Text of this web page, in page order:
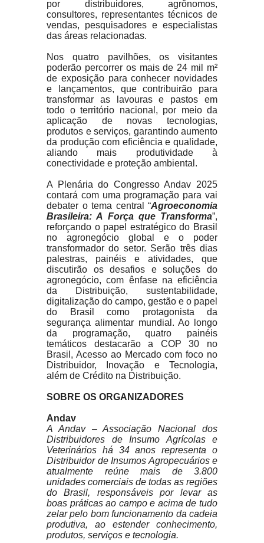
por distribuidores, agrônomos,
consultores, representantes técnicos de
vendas, pesquisadores e especialistas
das áreas relacionadas.
Nos quatro pavilhões, os visitantes
poderão percorrer os mais de 24 mil m²
de exposição para conhecer novidades
e lançamentos, que contribuirão para
transformar as lavouras e pastos em
todo o território nacional, por meio da
aplicação de novas tecnologias,
produtos e serviços, garantindo aumento
da produção com eficiência e qualidade,
aliando mais produtividade à
conectividade e proteção ambiental.
A Plenária do Congresso Andav 2025
contará com uma programação para vai
debater o tema central “Agroeconomia
Brasileira: A Força que Transforma”,
reforçando o papel estratégico do Brasil
no agronegócio global e o poder
transformador do setor. Serão três dias
palestras, painéis e atividades, que
discutirão os desafios e soluções do
agronegócio, com ênfase na eficiência
da Distribuição, sustentabilidade,
digitalização do campo, gestão e o papel
do Brasil como protagonista da
segurança alimentar mundial. Ao longo
da programação, quatro painéis
temáticos destacarão a COP 30 no
Brasil, Acesso ao Mercado com foco no
Distribuidor, Inovação e Tecnologia,
além de Crédito na Distribuição.
SOBRE OS ORGANIZADORES
Andav
A Andav – Associação Nacional dos
Distribuidores de Insumo Agrícolas e
Veterinários há 34 anos representa o
Distribuidor de Insumos Agropecuários e
atualmente reúne mais de 3.800
unidades comerciais de todas as regiões
do Brasil, responsáveis por levar as
boas práticas ao campo e acima de tudo
zelar pelo bom funcionamento da cadeia
produtiva, ao estender conhecimento,
produtos, serviços e tecnologia.